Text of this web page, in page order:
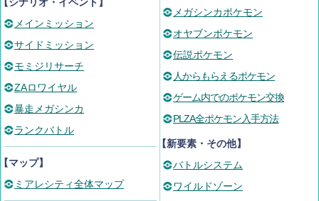
メインミッション
サイドミッション
モミジリサーチ
ZAロワイヤル
暴走メガシンカ
ランクバトル
マップ】
ミアレシティ全体マップ
メガシンカポケモン
オヤブンポケモン
伝説ポケモン
人からもらえるポケモン
ゲーム内でのポケモン交換
PLZA全ポケモン入手方法
【新要素・その他】
バトルシステム
ワイルドゾーン